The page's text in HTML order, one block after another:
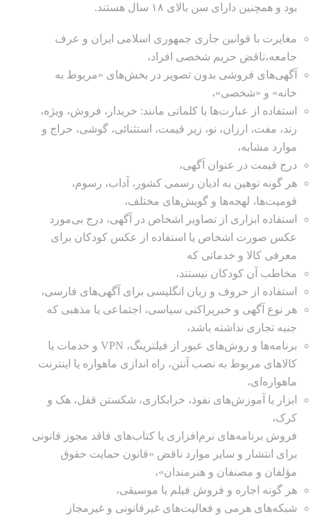
بود و همچنین دارای سن بالای ۱۸ سال هستند.
مغایرت با قوانین جاری جمهوری اسلامی ایران و عرف
جامعه،ناقض حریم شخصی افراد،
آگهی‌های فروشی بدون تصویر در بخش‌های «مربوط به
خانه» و «شخصی»،
استفاده از عبارت‌ها یا کلماتی مانند: خریدار، فروش، ویژه،
رند، مفت، ارزان، نو، زیر قیمت، استثنائی، گوشی، حراج و
موارد مشابه،
درج قیمت در عنوان آگهی،
هر گونه توهین به ادیان رسمی کشور، آداب، رسوم،
قومیت‌ها، لهجه‌ها و گویش‌های مختلف،
استفاده ابزاری از تصاویر اشخاص در آگهی، درج بی‌مورد
عکس صورت اشخاص یا استفاده از عکس کودکان برای
معرفی کالا و خدماتی که
مخاطب آن کودکان نیستند،
استفاده از حروف و زبان انگلیسی برای آگهی‌های فارسی،
هر نوع آگهی و خبرپراکنی سیاسی، اجتماعی یا مذهبی که
جنبه تجاری نداشته باشد،
برنامه‌ها و روش‌های عبور از فیلترینگ، VPN و خدمات یا
کالاهای مربوط به نصب آنتن، راه اندازی ماهواره یا اینترنت
ماهواره‌ای،
ابزار یا آموزش‌های نفوذ، خرابکاری، شکستن قفل، هک و
کرک،
فروش برنامه‌های نرم‌افزاری یا کتاب‌های فاقد مجوز قانونی
برای انتشار و سایر موارد ناقض «قانون حمایت حقوق
مؤلفان و مصنفان و هنرمندان»،
هر گونه اجاره و فروش فیلم یا موسیقی،
شبکه‌های هرمی و فعالیت‌های غیرقانونی و غیرمجاز